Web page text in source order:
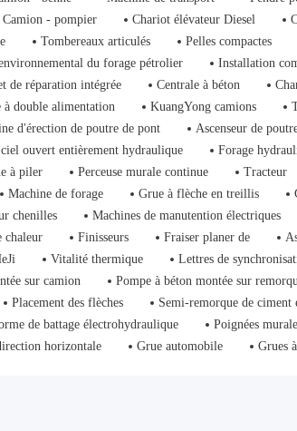
Camion - pompier Chariot élévateur Diesel
Tombereaux articulés Pelles compactes
du forage pétrolier
Installation
de réparation intégrée Centrale à béton
à double alimentation KuangYong camions
d'érection de poutre de pont Ascenseur de
ouvert entièrement hydraulique Forage
à piler Perceuse murale continue Tracteur
Machine de forage Grue à flèche en treillis
chenilles Machines de manutention électriques
chaleur Finisseurs Fraiser planer de
Vitalité thermique Lettres de
sur camion Pompe à béton montée sur
Placement des flèches Semi-remorque de ciment
de battage électrohydraulique Poignées
horizontale Grue automobile Grues